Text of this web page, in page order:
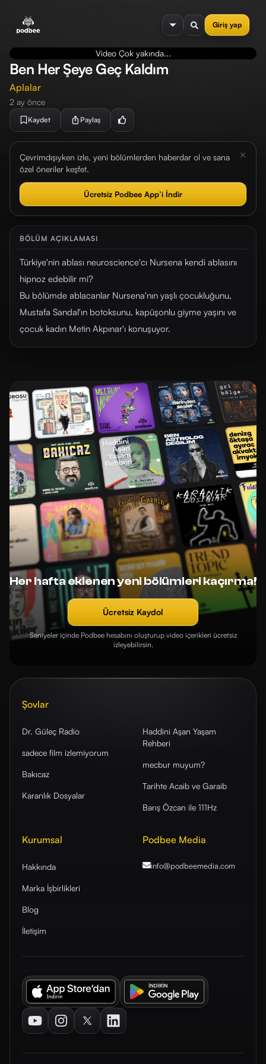
Giriş yap
menu
Video Çok yakında...
Ben Her Şeye Geç Kaldım
Aplalar
2 ay önce
Kaydet Paylaş
Çevrimdışıyken izle, yeni bölümlerden haberdar ol ve sana
özel öneriler keşfet.
Ücretsiz Podbee App’i İndir
BÖLÜM AÇIKLAMASI
Türkiye'nin ablası neuroscience'cı Nursena kendi ablasını
hipnoz edebilir mi?
Bu bölümde ablacanlar Nursena'nın yaşlı çocukluğunu,
Mustafa Sandal'ın botoksunu, kapüşonlu giyme yaşını ve
çocuk kadın Metin Akpınar'ı konuşuyor.
Her hafta eklenen yeni bölümleri kaçırma!
Ücretsiz Kaydol
Saniyeler içinde Podbee hesabını oluşturup video içerikleri ücretsiz
izleyebilirsin.
Şovlar
Dr. Güleç Radio
sadece film izlemiyorum
Bakıcaz
Karanlık Dosyalar
Haddini Aşan Yaşam
Rehberi
mecbur muyum?
Tarihte Acaib ve Garaib
Barış Özcan ile 111Hz
Kurumsal
Hakkında
Marka İşbirlikleri
Blog
İletişim
Podbee Media
info@podbeemedia.com
YoutubeInstagramTwitterLinkedIn